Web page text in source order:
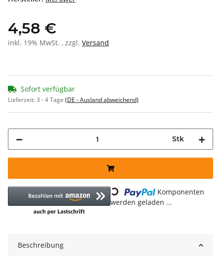
4,58 €
inkl. 19% MwSt. , zzgl. Versand
Sofort verfügbar
Lieferzeit:3 - 4 Tage (DE - Ausland abweichend)
Stk
Loading...
Komponenten
werden geladen ...
Beschreibung